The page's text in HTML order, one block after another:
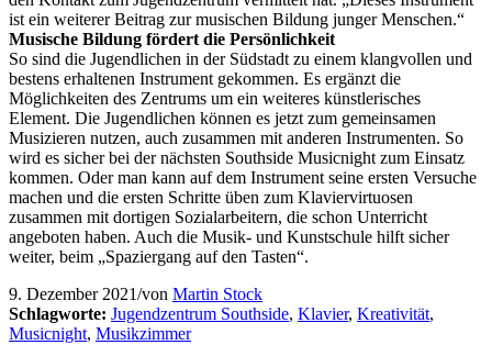
ist ein weiterer Beitrag zur musischen Bildung junger Menschen.“
Musische Bildung fördert die Persönlichkeit
So sind die Jugendlichen in der Südstadt zu einem klangvollen und
bestens erhaltenen Instrument gekommen. Es ergänzt die
Möglichkeiten des Zentrums um ein weiteres künstlerisches
Element. Die Jugendlichen können es jetzt zum gemeinsamen
Musizieren nutzen, auch zusammen mit anderen Instrumenten. So
wird es sicher bei der nächsten Southside Musicnight zum Einsatz
kommen. Oder man kann auf dem Instrument seine ersten Versuche
machen und die ersten Schritte üben zum Klaviervirtuosen
zusammen mit dortigen Sozialarbeitern, die schon Unterricht
angeboten haben. Auch die Musik- und Kunstschule hilft sicher
weiter, beim „Spaziergang auf den Tasten“.
9. Dezember 2021/von Martin Stock
Schlagworte: Jugendzentrum Southside, Klavier, Kreativität,
Musicnight, Musikzimmer